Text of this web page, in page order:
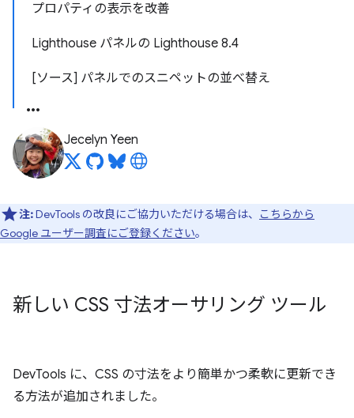
プロパティの表示を改善
Lighthouse パネルの Lighthouse 8.4
[ソース] パネルでのスニペットの並べ替え
Jecelyn Yeen
注:DevTools の改良にご協力いただける場合は、
こちらから
Google ユーザー調査にご登録ください。
新しい CSS 寸法オーサリング ツール
DevTools に、CSS の寸法をより簡単かつ柔軟に更新でき
る方法が追加されました。